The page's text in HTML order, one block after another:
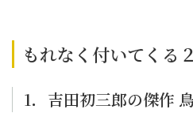
もれなく付いてくる
1．吉田初三郎の傑作